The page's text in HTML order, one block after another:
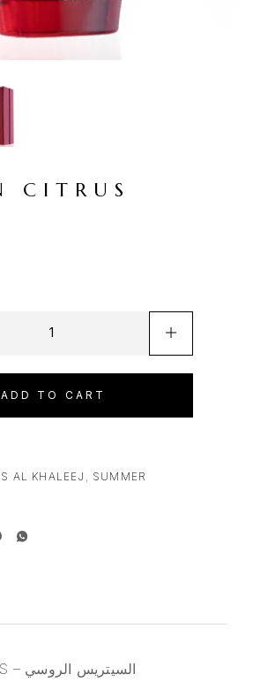
CITRUS
ADD TO CART
AL KHALEEJ
SUMMER
RUSSIAN CITRUS – السيتريس الروسي